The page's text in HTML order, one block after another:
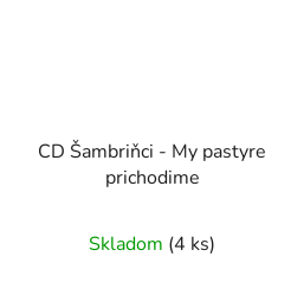
CD Šambriňci - My pastyre
prichodime
Skladom (4 ks)